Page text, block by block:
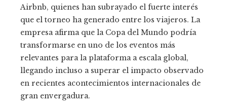
Airbnb, quienes han subrayado el fuerte interés
que el torneo ha generado entre los viajeros. La
empresa afirma que la Copa del Mundo podría
transformarse en uno de los eventos más
relevantes para la plataforma a escala global,
llegando incluso a superar el impacto observado
en recientes acontecimientos internacionales de
gran envergadura.